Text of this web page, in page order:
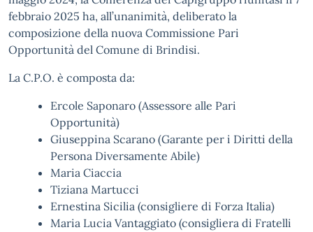
febbraio 2025 ha, all’unanimità, deliberato la
composizione della nuova Commissione Pari
Opportunità del Comune di Brindisi.
La C.P.O. è composta da:
Ercole Saponaro (Assessore alle Pari
Opportunità)
Giuseppina Scarano (Garante per i Diritti della
Persona Diversamente Abile)
Maria Ciaccia
Tiziana Martucci
Ernestina Sicilia (consigliere di Forza Italia)
Maria Lucia Vantaggiato (consigliera di Fratelli